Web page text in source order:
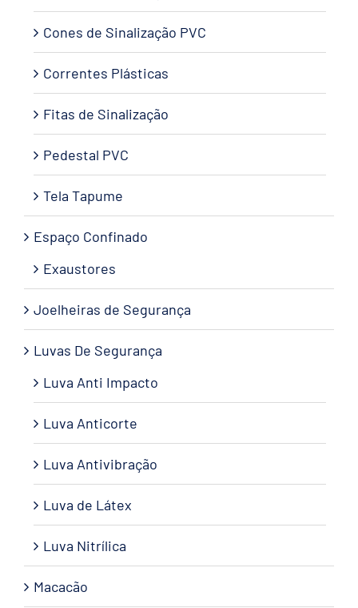
Cones de Sinalização PVC
Correntes Plásticas
Fitas de Sinalização
Pedestal PVC
Tela Tapume
Espaço Confinado
Exaustores
Joelheiras de Segurança
Luvas De Segurança
Luva Anti Impacto
Luva Anticorte
Luva Antivibração
Luva de Látex
Luva Nitrílica
Macacão